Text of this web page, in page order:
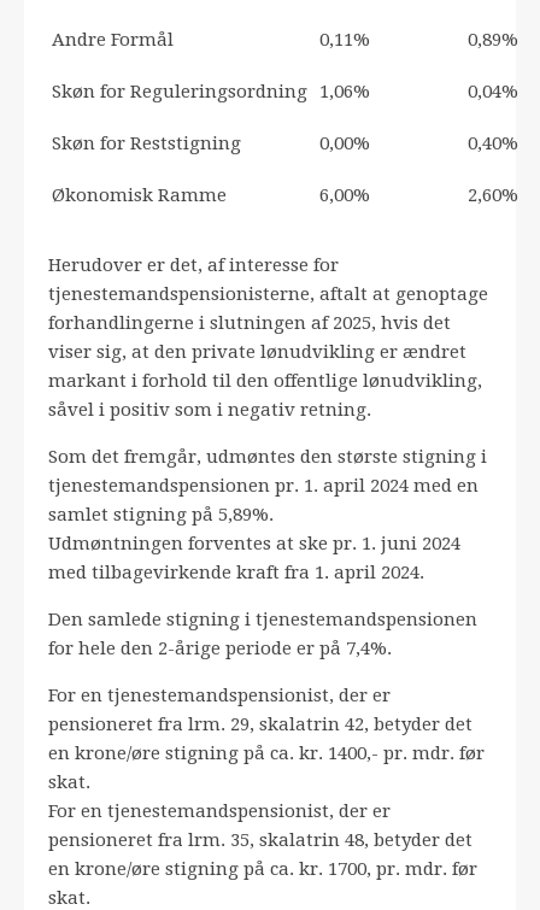
Andre Formål 0,11% 0,89%
Skøn for Reguleringsordning 1,06% 0,04%
Skøn for Reststigning 0,00% 0,40%
Økonomisk Ramme 6,00% 2,60%
Herudover er det, af interesse for
tjenestemandspensionisterne, aftalt at genoptage
forhandlingerne i slutningen af 2025, hvis det
viser sig, at den private lønudvikling er ændret
markant i forhold til den offentlige lønudvikling,
såvel i positiv som i negativ retning.
Som det fremgår, udmøntes den største stigning i
tjenestemandspensionen pr. 1. april 2024 med en
samlet stigning på 5,89%.
Udmøntningen forventes at ske pr. 1. juni 2024
med tilbagevirkende kraft fra 1. april 2024.
Den samlede stigning i tjenestemandspensionen
for hele den 2-årige periode er på 7,4%.
For en tjenestemandspensionist, der er
pensioneret fra lrm. 29, skalatrin 42, betyder det
en krone/øre stigning på ca. kr. 1400,- pr. mdr. før
skat.
For en tjenestemandspensionist, der er
pensioneret fra lrm. 35, skalatrin 48, betyder det
en krone/øre stigning på ca. kr. 1700, pr. mdr. før
skat.